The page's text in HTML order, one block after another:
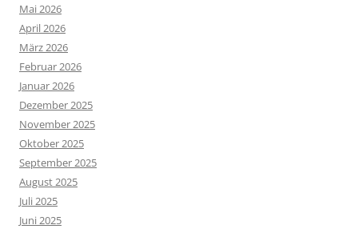
Mai 2026
April 2026
März 2026
Februar 2026
Januar 2026
Dezember 2025
November 2025
Oktober 2025
September 2025
August 2025
Juli 2025
Juni 2025